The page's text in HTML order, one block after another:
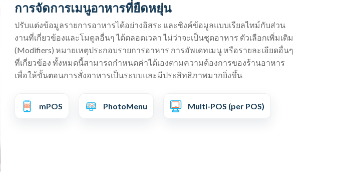
การจัดการเมนูอาหารที่ยืดหยุ่น
ปรับแต่งข้อมูลรายการอาหารได้อย่างอิสระ และซิงค์ข้อมูลแบบเรียลไทม์กับส่วน
งานที่เกี่ยวข้องและโมดูลอื่นๆ ได้ตลอดเวลา ไม่ว่าจะเป็นชุดอาหาร ตัวเลือกเพิ่มเติม
(Modifiers) หมายเหตุประกอบรายการอาหาร การอัพเดทเมนู หรือรายละเอียดอื่นๆ
ที่เกี่ยวข้อง ทั้งหมดนี้สามารถกำหนดค่าได้เองตามความต้องการของร้านอาหาร
เพื่อให้ขั้นตอนการสั่งอาหารเป็นระบบและมีประสิทธิภาพมากยิ่งขึ้น
mPOS PhotoMenu Multi-POS (per POS)